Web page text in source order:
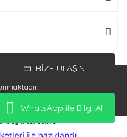
kartı bilgileriniz 256bit SSL
WhatsApp ile Bilgi Al
BİZE ULAŞIN
Interactive